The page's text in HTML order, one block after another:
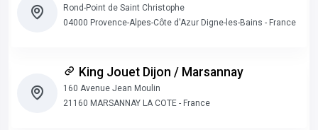
Rond-Point de Saint Christophe
04000 Provence-Alpes-Côte d'Azur Digne-les-Bains - France
King Jouet Dijon / Marsannay
160 Avenue Jean Moulin
21160 MARSANNAY LA COTE - France